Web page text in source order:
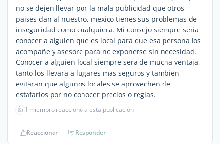
no se dejen llevar por la mala publicidad que otros
paises dan al nuestro, mexico tienes sus problemas de
inseguridad como cualquiera. Mi consejo siempre seria
conocer a alguien que es local para que esa persona los
acompañe y asesore para no exponerse sin necesidad.
Conocer a alguien local siempre sera de mucha ventaja,
tanto los llevara a lugares mas seguros y tambien
evitaran que algunos locales se aprovechen de
estafarlos por no conocer precios o reglas.
👍 1 miembro reaccionó a esta publicación
Reaccionar Responder